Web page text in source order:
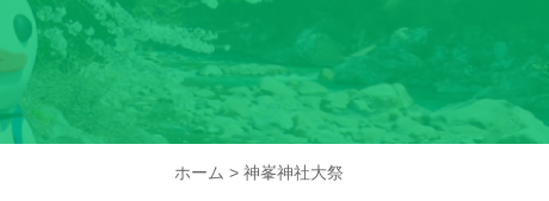
就職・退職
ホーム > 神峯神社大祭